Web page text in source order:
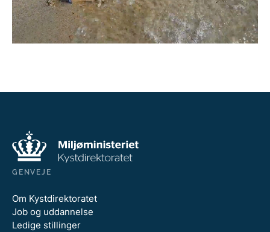
GENVEJE
Om Kystdirektoratet
Job og uddannelse
Ledige stillinger